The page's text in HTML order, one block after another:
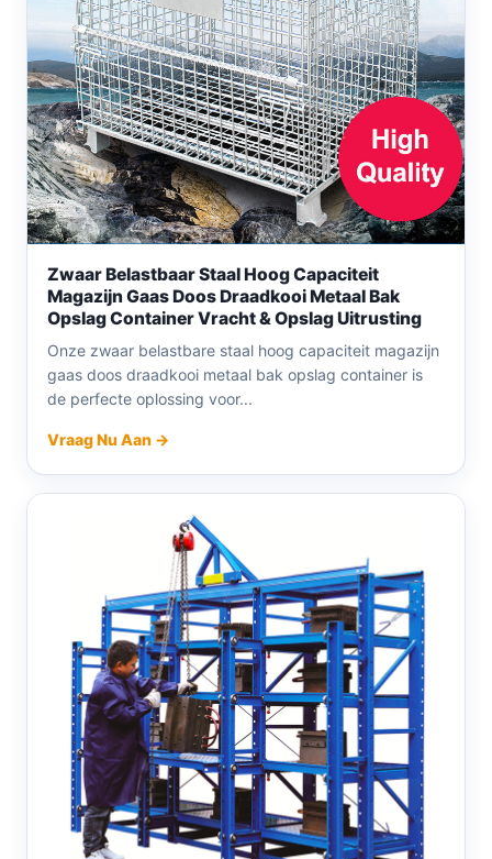
Zwaar Belastbaar Staal Hoog Capaciteit
Magazijn Gaas Doos Draadkooi Metaal Bak
Opslag Container Vracht & Opslag Uitrusting
Onze zwaar belastbare staal hoog capaciteit magazijn
gaas doos draadkooi metaal bak opslag container is
de perfecte oplossing voor...
Vraag Nu Aan →